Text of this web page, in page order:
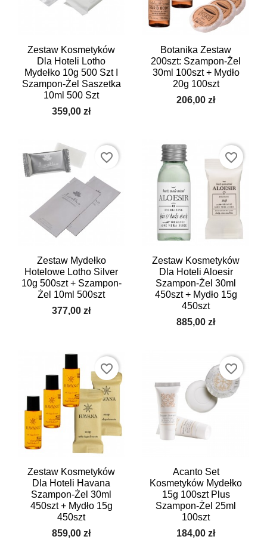
Zestaw Kosmetyków
Dla Hoteli Lotho
Mydełko 10g 500 Szt I
Szampon-Żel Saszetka
10ml 500 Szt
359,00 zł
Botanika Zestaw
200szt: Szampon-Żel
30ml 100szt + Mydło
20g 100szt
206,00 zł
Zestaw Mydełko
Hotelowe Lotho Silver
10g 500szt + Szampon-
Żel 10ml 500szt
377,00 zł
favorite_border
Zestaw Kosmetyków
Dla Hoteli Aloesir
Szampon-Żel 30ml
450szt + Mydło 15g
450szt
885,00 zł
favorite_border
Zestaw Kosmetyków
Dla Hoteli Havana
Szampon-Żel 30ml
450szt + Mydło 15g
450szt
859,00 zł
favorite_border
Acanto Set
Kosmetyków Mydełko
15g 100szt Plus
Szampon-Żel 25ml
100szt
184,00 zł
favorite_border